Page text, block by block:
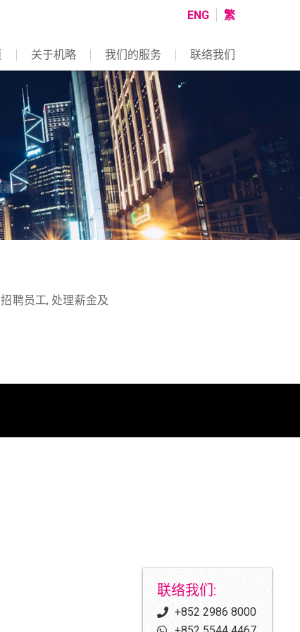
关于机略 我们的服务 联络我们
ENG 繁
联络我们:
+852 2986 8000
聘员工, 处理薪金及